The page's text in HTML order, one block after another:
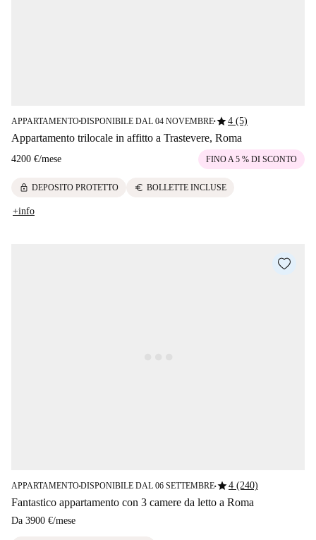
APPARTAMENTO■DISPONIBILE DAL 04 NOVEMBRE■star4 (5)
Appartamento trilocale in affitto a Trastevere, Roma
4200 €/mese FINO A 5 % DI SCONTO
lock DEPOSITO PROTETTO euro BOLLETTE INCLUSE
+info
APPARTAMENTO■DISPONIBILE DAL 06 SETTEMBRE■star4 (240)
Fantastico appartamento con 3 camere da letto a Roma
Da 3900 €/mese